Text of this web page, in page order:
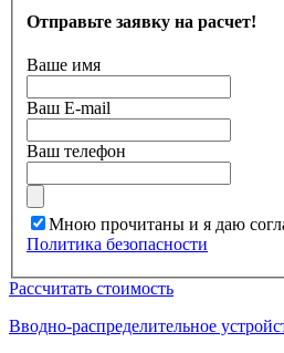
Отправьте заявку на расчет!
Ваше имя
Ваш E-mail
Ваш телефон
Мною прочитаны и я даю
Политика безопасности
Рассчитать стоимость
Вводно-распределительное